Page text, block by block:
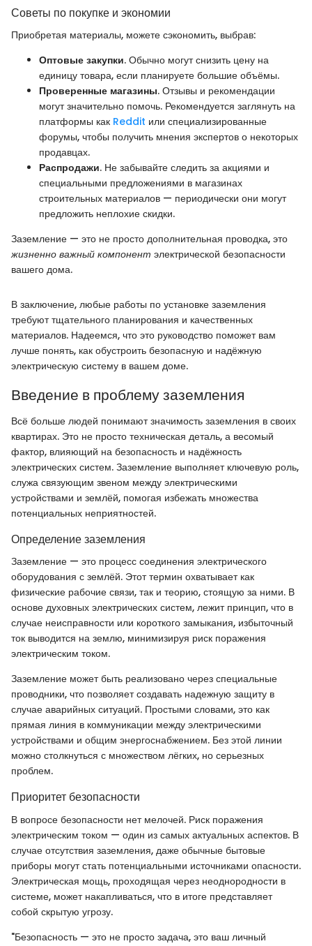
Советы по покупке и экономии
Приобретая материалы, можете сэкономить, выбрав:
Оптовые закупки. Обычно могут снизить цену на
единицу товара, если планируете большие объёмы.
Проверенные магазины. Отзывы и рекомендации
могут значительно помочь. Рекомендуется заглянуть на
платформы как Reddit или специализированные
форумы, чтобы получить мнения экспертов о некоторых
продавцах.
Распродажи. Не забывайте следить за акциями и
специальными предложениями в магазинах
строительных материалов — периодически они могут
предложить неплохие скидки.
Заземление — это не просто дополнительная проводка, это
жизненно важный компонент электрической безопасности
вашего дома.
В заключение, любые работы по установке заземления
требуют тщательного планирования и качественных
материалов. Надеемся, что это руководство поможет вам
лучше понять, как обустроить безопасную и надёжную
электрическую систему в вашем доме.
Введение в проблему заземления
Всё больше людей понимают значимость заземления в своих
квартирах. Это не просто техническая деталь, а весомый
фактор, влияющий на безопасность и надёжность
электрических систем. Заземление выполняет ключевую роль,
служа связующим звеном между электрическими
устройствами и землёй, помогая избежать множества
потенциальных неприятностей.
Определение заземления
Заземление — это процесс соединения электрического
оборудования с землёй. Этот термин охватывает как
физические рабочие связи, так и теорию, стоящую за ними. В
основе духовных электрических систем, лежит принцип, что в
случае неисправности или короткого замыкания, избыточный
ток выводится на землю, минимизируя риск поражения
электрическим током.
Заземление может быть реализовано через специальные
проводники, что позволяет создавать надежную защиту в
случае аварийных ситуаций. Простыми словами, это как
прямая линия в коммуникации между электрическими
устройствами и общим энергоснабжением. Без этой линии
можно столкнуться с множеством лёгких, но серьезных
проблем.
Приоритет безопасности
В вопросе безопасности нет мелочей. Риск поражения
электрическим током — один из самых актуальных аспектов. В
случае отсутствия заземления, даже обычные бытовые
приборы могут стать потенциальными источниками опасности.
Электрическая мощь, проходящая через неоднородности в
системе, может накапливаться, что в итоге представляет
собой скрытую угрозу.
"Безопасность — это не просто задача, это ваш личный